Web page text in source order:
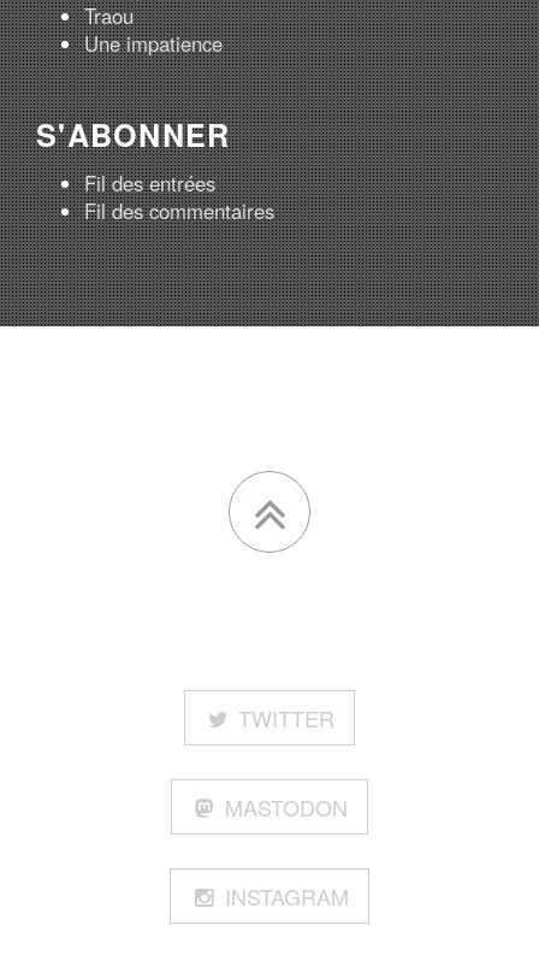
Traou
Une impatience
S'ABONNER
Fil des entrées
Fil des commentaires
TWITTER
MASTODON
INSTAGRAM